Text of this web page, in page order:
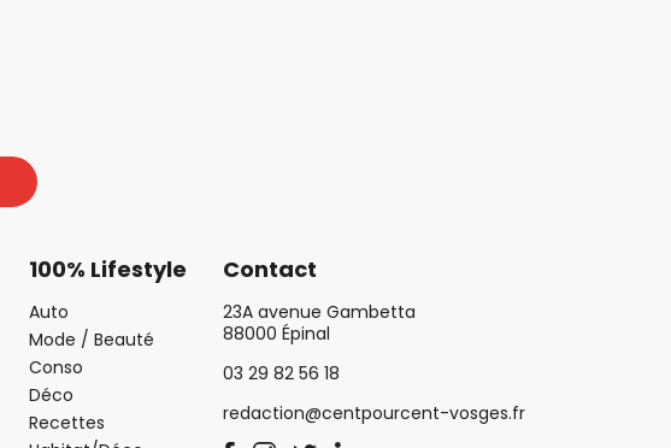
100% Lifestyle
Auto
Mode / Beauté
Conso
Déco
Recettes
Contact
23A avenue Gambetta
88000 Épinal
03 29 82 56 18
redaction@centpourcent-vosges.fr